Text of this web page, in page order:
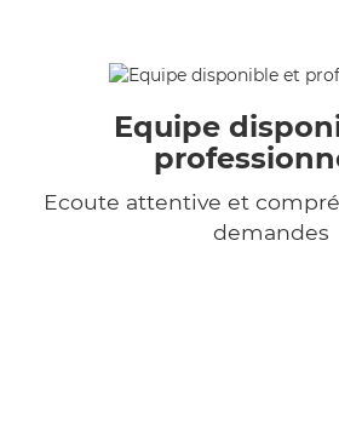
Equipe
Ecoute attentive et
demandes